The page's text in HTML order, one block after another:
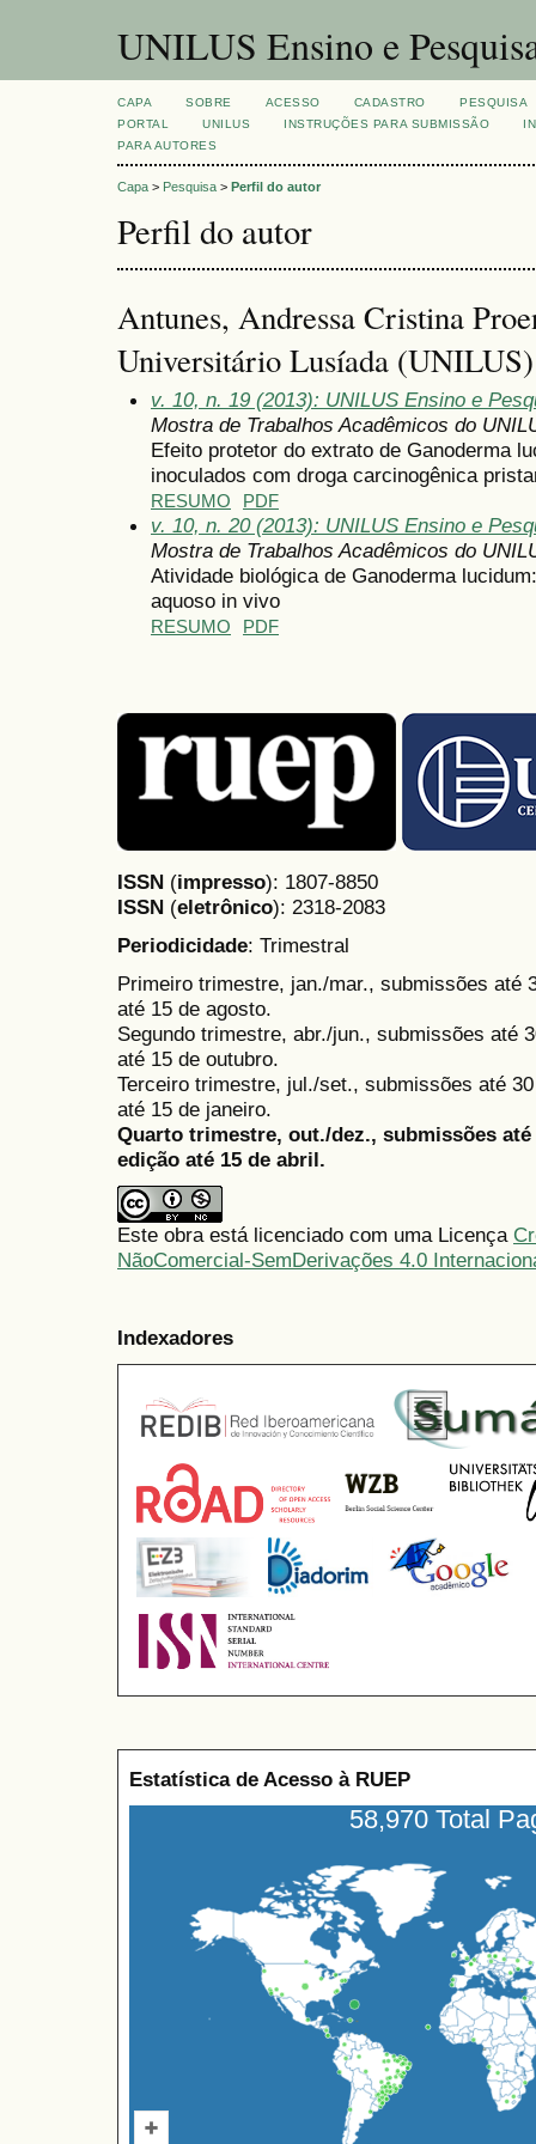
UNILUS Ensino e
CAPA SOBRE ACESSO CADASTRO
PESQUISA
PORTAL
UNILUS INSTRUÇÕES PARA SUBMISSÃO
PARA AUTORES
Capa > Pesquisa > Perfil do autor
Perfil do autor
Antunes, Andressa Cristina
Universitário Lusíada (UNILUS)
v. 10, n. 19 (2013): UNILUS Ensino e
Mostra de Trabalhos Acadêmicos do
Efeito protetor do extrato de Ganoderma
inoculados com droga carcinogênica
RESUMO PDF
v. 10, n. 20 (2013): UNILUS Ensino e
Mostra de Trabalhos Acadêmicos do
Atividade biológica de Ganoderma
aquoso in vivo
RESUMO PDF
ISSN (impresso): 1807-8850
ISSN (eletrônico): 2318-2083
Periodicidade: Trimestral
Primeiro trimestre, jan./mar., submissões até
até 15 de agosto.
Segundo trimestre, abr./jun., submissões até
até 15 de outubro.
Terceiro trimestre, jul./set., submissões até
até 15 de janeiro.
Quarto trimestre, out./dez., submissões
edição até 15 de abril.
Este obra está licenciado com uma Licença
NãoComercial-SemDerivações 4.0
Indexadores
Estatística de Acesso à RUEP
58,970 Total